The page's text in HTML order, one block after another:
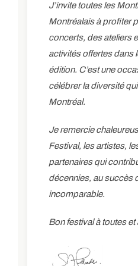
J’invite toutes les
Montréalais à profiter
concerts, des ateliers
activités offertes dans
édition. C’est une
célébrer la diversité
Montréal.
Je remercie
Festival, les artistes,
partenaires qui
décennies, au succès
incomparable.
Bon festival à toutes et